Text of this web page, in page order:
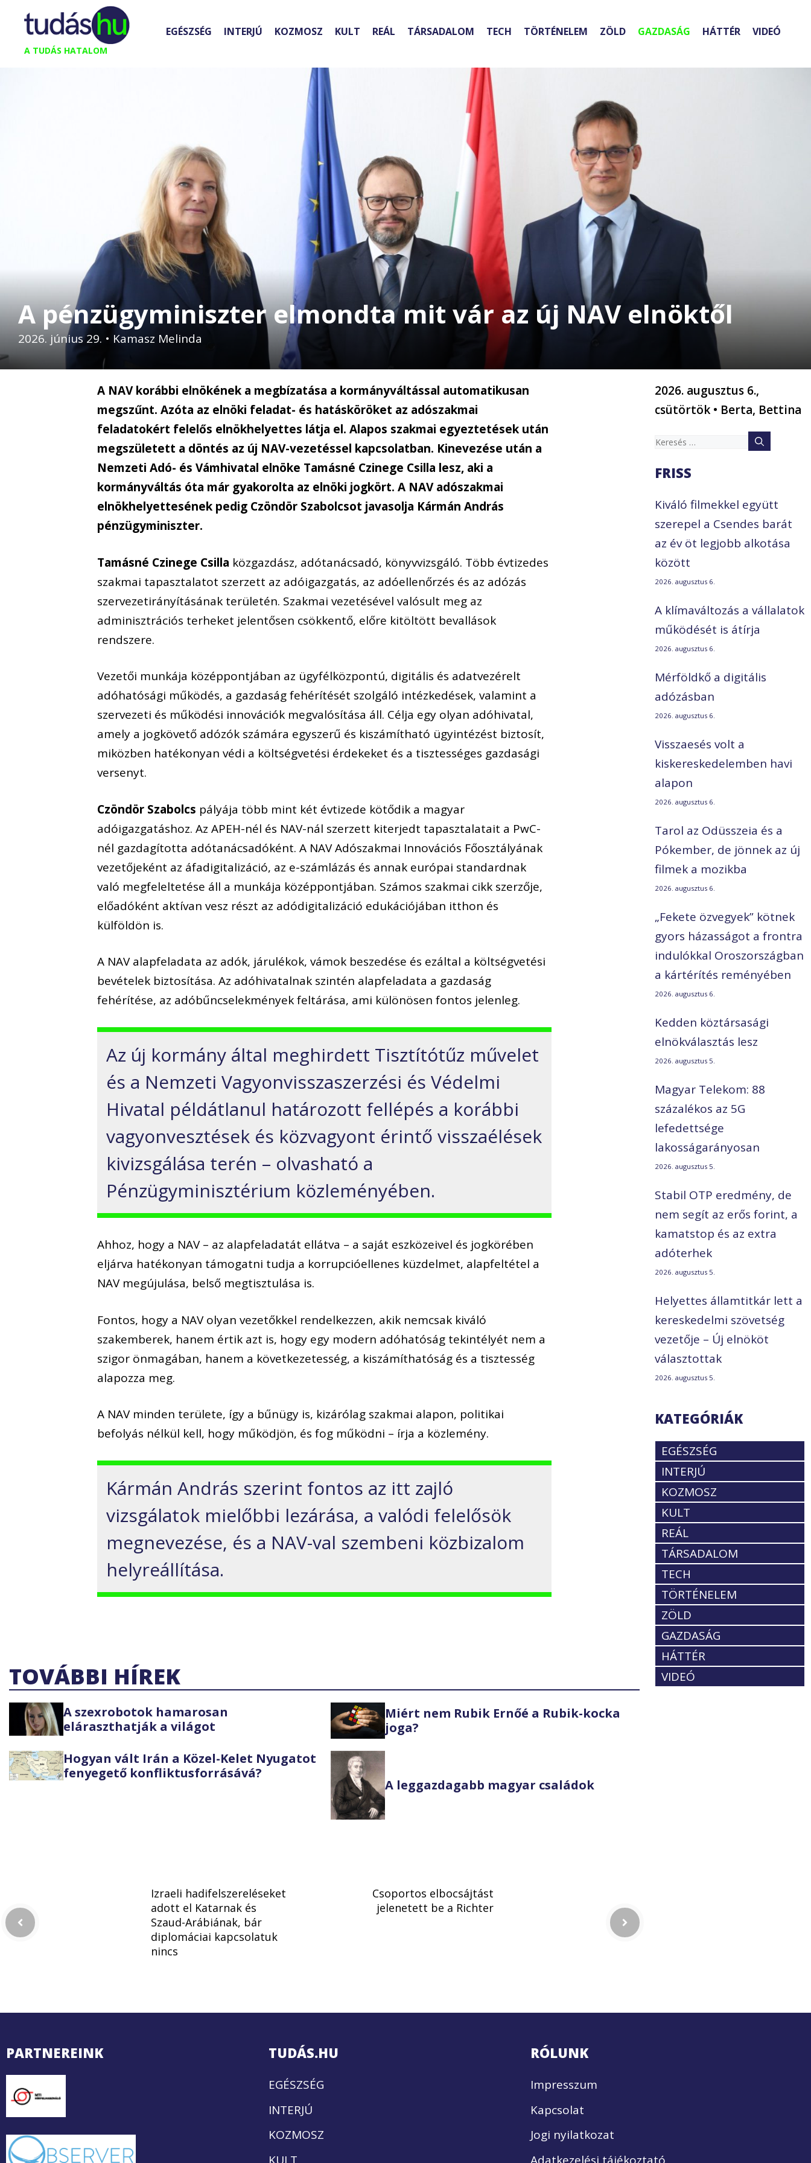
Kilépés
tartalomba
A TUDÁS HATALOM
EGÉSZSÉG INTERJÚ KOZMOSZ KULT REÁL TÁRSADALOM TECH TÖRTÉNELEM ZÖLD GAZDASÁG HÁTTÉR VIDEÓ
A pénzügyminiszter elmondta mit vár az új NAV elnöktől
2026. június 29. • Kamasz Melinda
A NAV korábbi elnökének a megbízatása a kormányváltással automatikusan
megszűnt. Azóta az elnöki feladat- és hatásköröket az adószakmai
feladatokért felelős elnökhelyettes látja el. Alapos szakmai egyeztetések után
megszületett a döntés az új NAV-vezetéssel kapcsolatban. Kinevezése után a
Nemzeti Adó- és Vámhivatal elnöke Tamásné Czinege Csilla lesz, aki a
kormányváltás óta már gyakorolta az elnöki jogkört. A NAV adószakmai
elnökhelyettesének pedig Czöndör Szabolcsot javasolja Kármán András
pénzügyminiszter.
Tamásné Czinege Csilla közgazdász, adótanácsadó, könyvvizsgáló. Több évtizedes
szakmai tapasztalatot szerzett az adóigazgatás, az adóellenőrzés és az adózás
szervezetirányításának területén. Szakmai vezetésével valósult meg az
adminisztrációs terheket jelentősen csökkentő, előre kitöltött bevallások
rendszere.
Vezetői munkája középpontjában az ügyfélközpontú, digitális és adatvezérelt
adóhatósági működés, a gazdaság fehérítését szolgáló intézkedések, valamint a
szervezeti és működési innovációk megvalósítása áll. Célja egy olyan adóhivatal,
amely a jogkövető adózók számára egyszerű és kiszámítható ügyintézést biztosít,
miközben hatékonyan védi a költségvetési érdekeket és a tisztességes gazdasági
versenyt.
Czöndör Szabolcs pályája több mint két évtizede kötődik a magyar
adóigazgatáshoz. Az APEH-nél és NAV-nál szerzett kiterjedt tapasztalatait a PwC-
nél gazdagította adótanácsadóként. A NAV Adószakmai Innovációs Főosztályának
vezetőjeként az áfadigitalizáció, az e-számlázás és annak európai standardnak
való megfeleltetése áll a munkája középpontjában. Számos szakmai cikk szerzője,
előadóként aktívan vesz részt az adódigitalizáció edukációjában itthon és
külföldön is.
A NAV alapfeladata az adók, járulékok, vámok beszedése és ezáltal a költségvetési
bevételek biztosítása. Az adóhivatalnak szintén alapfeladata a gazdaság
fehérítése, az adóbűncselekmények feltárása, ami különösen fontos jelenleg.
Az új kormány által meghirdett Tisztítótűz művelet
és a Nemzeti Vagyonvisszaszerzési és Védelmi
Hivatal példátlanul határozott fellépés a korábbi
vagyonvesztések és közvagyont érintő visszaélések
kivizsgálása terén – olvasható a
Pénzügyminisztérium közleményében.
Ahhoz, hogy a NAV – az alapfeladatát ellátva – a saját eszközeivel és jogkörében
eljárva hatékonyan támogatni tudja a korrupcióellenes küzdelmet, alapfeltétel a
NAV megújulása, belső megtisztulása is.
Fontos, hogy a NAV olyan vezetőkkel rendelkezzen, akik nemcsak kiváló
szakemberek, hanem értik azt is, hogy egy modern adóhatóság tekintélyét nem a
szigor önmagában, hanem a következetesség, a kiszámíthatóság és a tisztesség
alapozza meg.
A NAV minden területe, így a bűnügy is, kizárólag szakmai alapon, politikai
befolyás nélkül kell, hogy működjön, és fog működni – írja a közlemény.
Kármán András szerint fontos az itt zajló
vizsgálatok mielőbbi lezárása, a valódi felelősök
megnevezése, és a NAV-val szembeni közbizalom
helyreállítása.
TOVÁBBI HÍREK
A szexrobotok hamarosan
eláraszthatják a világot
Miért nem Rubik Ernőé a Rubik-kocka
joga?
Hogyan vált Irán a Közel-Kelet Nyugatot
fenyegető konfliktusforrásává?
A leggazdagabb magyar családok
2026. augusztus 6.,
csütörtök • Berta, Bettina
Keresés:
FRISS
Kiváló filmekkel együtt
szerepel a Csendes barát
az év öt legjobb alkotása
között
2026. augusztus 6.
A klímaváltozás a vállalatok
működését is átírja
2026. augusztus 6.
Mérföldkő a digitális
adózásban
2026. augusztus 6.
Visszaesés volt a
kiskereskedelemben havi
alapon
2026. augusztus 6.
Tarol az Odüsszeia és a
Pókember, de jönnek az új
filmek a mozikba
2026. augusztus 6.
„Fekete özvegyek” kötnek
gyors házasságot a frontra
indulókkal Oroszországban
a kártérítés reményében
2026. augusztus 6.
Kedden köztársasági
elnökválasztás lesz
2026. augusztus 5.
Magyar Telekom: 88
százalékos az 5G
lefedettsége
lakosságarányosan
2026. augusztus 5.
Stabil OTP eredmény, de
nem segít az erős forint, a
kamatstop és az extra
adóterhek
2026. augusztus 5.
Helyettes államtitkár lett a
kereskedelmi szövetség
vezetője – Új elnököt
választottak
2026. augusztus 5.
KATEGÓRIÁK
EGÉSZSÉG
INTERJÚ
KOZMOSZ
KULT
REÁL
TÁRSADALOM
TECH
TÖRTÉNELEM
ZÖLD
GAZDASÁG
HÁTTÉR
VIDEÓ
Izraeli hadifelszereléseket
adott el Katarnak és
Szaud-Arábiának, bár
diplomáciai kapcsolatuk
nincs
Csoportos elbocsájtást
jelenetett be a Richter
PARTNEREINK TUDÁS.HU
EGÉSZSÉG
INTERJÚ
KOZMOSZ
RÓLUNK
Impresszum
Kapcsolat
Jogi nyilatkozat